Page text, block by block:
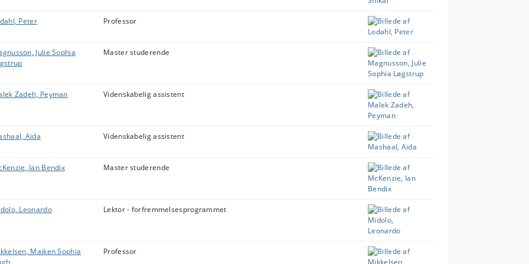
Peter Professor
Julie Sophia
Master studerende
Zadeh, Peyman Videnskabelig assistent
Aida Videnskabelig assistent
Ian Bendix Master studerende
Leonardo Lektor - forfremmelsesprogrammet
Maiken Sophia
Professor